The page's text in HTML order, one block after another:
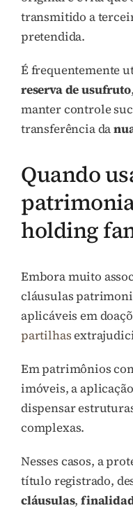
transmitido a
pretendida.
É frequentemente
reserva de usufruto
manter controle
transferência da
Quando
holding
Embora muito
cláusulas
aplicáveis em
partilhas
Em patrimônios
imóveis, a
dispensar
complexas.
Nesses casos, a
título registrado,
cláusulas,